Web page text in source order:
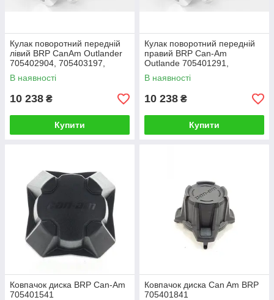
Кулак поворотний передній
лівий BRP CanAm Outlander
705402904, 705403197,
705403307
В наявності
10 238 ₴
Купити
Кулак поворотний передній
правий BRP Can-Am
Outlande 705401291,
705403199, 705402905,
705403308
В наявності
10 238 ₴
Купити
Ковпачок диска BRP Can-Am
705401541
Ковпачок диска Can Am BRP
705401841